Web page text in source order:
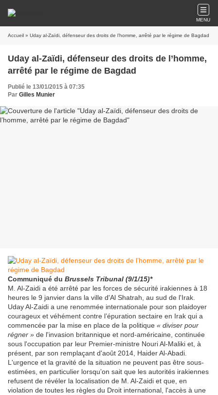
MENU
Accueil » Uday al-Zaïdi, défenseur des droits de l’homme, arrêté par le régime de Bagdad
Uday al-Zaïdi, défenseur des droits de l’homme,
arrêté par le régime de Bagdad
Publié le 13/01/2015 à 07:35
Par Gilles Munier
Communiqué du Brussels Tribunal (9/1/15)*
M. Al-Zaidi a été arrêté par les forces de sécurité irakiennes à 18
heures le 9 janvier dans la ville d'Al Shatrah, au sud de l'Irak.
Uday Al-Zaidi a une renommée internationale pour son plaidoyer
courageux et véhément contre l’épuration sectaire en Irak qui a
commencée par la mise en place de la politique « diviser pour
régner » de l'invasion britannique et nord-américaine, continuée
sous l'occupation par leur Premier-ministre Nouri Al-Maliki et, à
présent, par son remplaçant d'août 2014, Haider Al-Abadi.
L'urgence et la gravité de la situation ne peuvent pas être sous-
estimées, en particulier lorsqu’on sait que les autorités irakiennes
refusent de révéler la localisation de M. Al-Zaidi et que, en
violation de toutes les règles du Droit international, l'accès à une